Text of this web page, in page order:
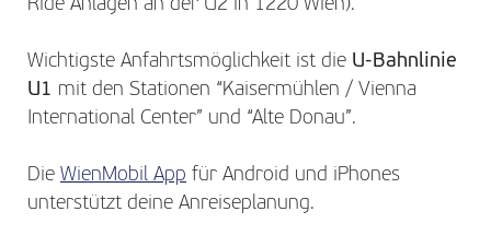
Ride Anlagen an der U2 in 1220 Wien).
Wichtigste Anfahrtsmöglichkeit ist die U-Bahnlinie
U1 mit den Stationen “Kaisermühlen / Vienna
International Center” und “Alte Donau”.
Die WienMobil App für Android und iPhones
unterstützt deine Anreiseplanung.